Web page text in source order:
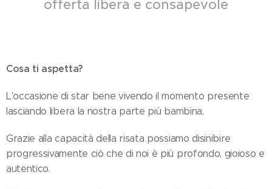
offerta libera e consapevole
Cosa ti aspetta?
L'occasione di star bene vivendo il momento presente
lasciando libera la nostra parte più bambina.
Grazie alla capacità della risata possiamo disinibire
progressivamente ciò che di noi è più profondo, gioioso e
autentico.